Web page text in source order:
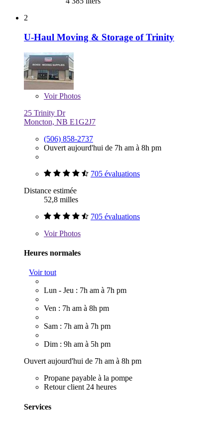
2
U-Haul Moving & Storage of Trinity
VoirPhotos
25 Trinity Dr
Moncton, NB E1G2J7
(506) 858-2737
Ouvert aujourd'hui de 7h am à 8h pm
705 évaluations
Distance estimée
52,8 milles
705 évaluations
VoirPhotos
Heures normales
Voir tout
Lun - Jeu : 7h am à 7h pm
Ven : 7h am à 8h pm
Sam : 7h am à 7h pm
Dim : 9h am à 5h pm
Ouvert aujourd'hui de 7h am à 8h pm
Propane payable à la pompe
Retour client 24 heures
Services